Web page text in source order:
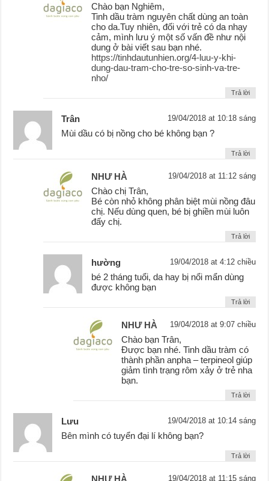
Chào bạn Nghiêm,
Tinh dầu tràm nguyên chất dùng an toàn
cho da.Tuy nhiên, đối với trẻ có da nhạy
cảm, mình lưu ý một số vấn đề như nội
dung ở bài viết sau bạn nhé.
https://tinhdautunhien.org/4-luu-y-khi-
dung-dau-tram-cho-tre-so-sinh-va-tre-
nho/
Trả lời
Trân 19/04/2018 at 10:18 sáng
Mùi dầu có bị nồng cho bé không bạn ?
Trả lời
NHƯ HÀ 19/04/2018 at 11:12 sáng
Chào chị Trân,
Bé còn nhỏ không phân biệt mùi nồng đâu
chị. Nếu dùng quen, bé bị ghiền mùi luôn
đấy chị.
Trả lời
hường 19/04/2018 at 4:12 chiều
bé 2 tháng tuổi, da hay bị nổi mẩn dùng
được không bạn
Trả lời
NHƯ HÀ 19/04/2018 at 9:07 chiều
Chào bạn Trân,
Được bạn nhé. Tinh dầu tràm có
thành phần anpha – terpineol giúp
giảm tình trạng rôm xảy ở trẻ nha
bạn.
Trả lời
Lưu 19/04/2018 at 10:14 sáng
Bên mình có tuyển đại lí không bạn?
Trả lời
NHƯ HÀ 19/04/2018 at 11:15 sáng